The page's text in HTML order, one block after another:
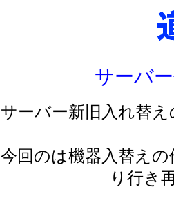
サーバ
サーバー新旧入れ替
今回のは機器入替え
り行き